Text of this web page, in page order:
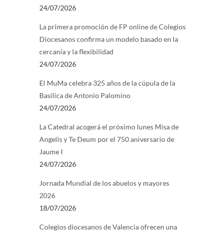
24/07/2026
La primera promoción de FP online de Colegios
Diocesanos confirma un modelo basado en la
cercanía y la flexibilidad
24/07/2026
El MuMa celebra 325 años de la cúpula de la
Basílica de Antonio Palomino
24/07/2026
La Catedral acogerá el próximo lunes Misa de
Angelis y Te Deum por el 750 aniversario de
Jaume I
24/07/2026
Jornada Mundial de los abuelos y mayores
2026
18/07/2026
Colegios diocesanos de Valencia ofrecen una